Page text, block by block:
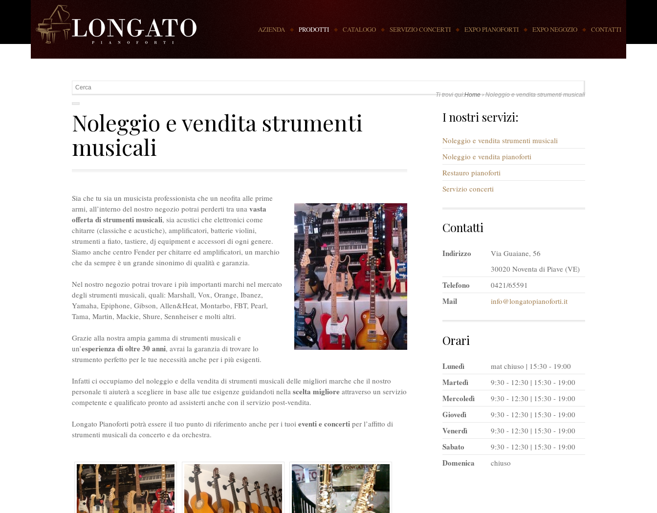
AZIENDA PRODOTTI CATALOGO SERVIZIO CONCERTI EXPO PIANOFORTI EXPO NEGOZIO CONTATTI
Ti trovi qui:Home›Noleggio e vendita strumenti musicali
Noleggio e vendita strumenti
musicali
Sia che tu sia un musicista professionista che un neofita alle prime
armi, all’interno del nostro negozio potrai perderti tra una vasta
offerta di strumenti musicali, sia acustici che elettronici come
chitarre (classiche e acustiche), amplificatori, batterie violini,
strumenti a fiato, tastiere, dj equipment e accessori di ogni genere.
Siamo anche centro Fender per chitarre ed amplificatori, un marchio
che da sempre è un grande sinonimo di qualità e garanzia.
Nel nostro negozio potrai trovare i più importanti marchi nel mercato
degli strumenti musicali, quali: Marshall, Vox, Orange, Ibanez,
Yamaha, Epiphone, Gibson, Allen&Heat, Montarbo, FBT, Pearl,
Tama, Martin, Mackie, Shure, Sennheiser e molti altri.
Grazie alla nostra ampia gamma di strumenti musicali e
un’esperienza di oltre 30 anni, avrai la garanzia di trovare lo
strumento perfetto per le tue necessità anche per i più esigenti.
Infatti ci occupiamo del noleggio e della vendita di strumenti musicali delle migliori marche che il nostro
personale ti aiuterà a scegliere in base alle tue esigenze guidandoti nella scelta migliore attraverso un servizio
competente e qualificato pronto ad assisterti anche con il servizio post-vendita.
Longato Pianoforti potrà essere il tuo punto di riferimento anche per i tuoi eventi e concerti per l’affitto di
strumenti musicali da concerto e da orchestra.
I nostri servizi:
Noleggio e vendita strumenti musicali
Noleggio e vendita pianoforti
Restauro pianoforti
Servizio concerti
Contatti
Indirizzo
Via Guaiane, 56
30020 Noventa di Piave (VE)
Telefono 0421/65591
Mail info@longatopianoforti.it
Orari
Lunedì mat chiuso | 15:30 - 19:00
Martedì 9:30 - 12:30 | 15:30 - 19:00
Mercoledì 9:30 - 12:30 | 15:30 - 19:00
Giovedì 9:30 - 12:30 | 15:30 - 19:00
Venerdì 9:30 - 12:30 | 15:30 - 19:00
Sabato 9:30 - 12:30 | 15:30 - 19:00
Domenica chiuso